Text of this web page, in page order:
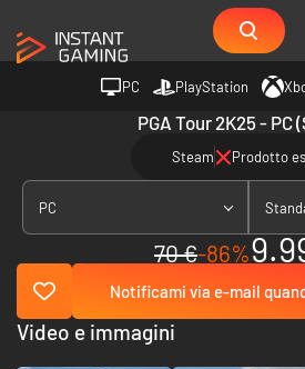
PC PlayStation
PGA Tour 2K25 - PC
Steam Prodotto
PC
70 €-86%
Notificami via e-mail
Video e immagini